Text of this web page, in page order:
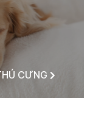
CƯNG